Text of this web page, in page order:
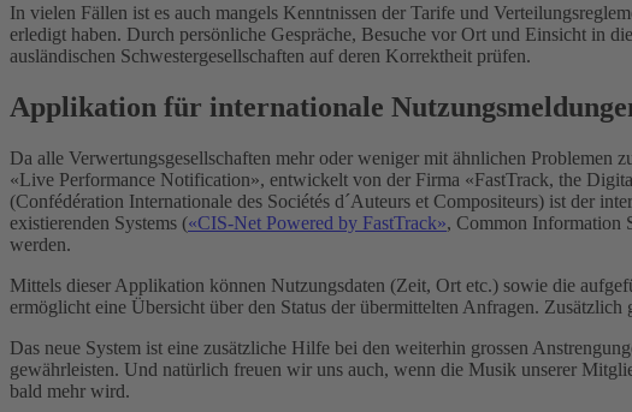
In vielen Fällen ist es auch mangels Kenntnissen der Tarife und
erledigt haben. Durch persönliche Gespräche, Besuche vor Ort und Einsicht in
ausländischen Schwestergesellschaften auf deren Korrektheit prüfen.
Applikation für internationale
Da alle Verwertungsgesellschaften mehr oder weniger mit ähnlichen Problemen
«Live Performance Notification», entwickelt von der Firma «FastTrack, the
(Confédération Internationale des Sociétés d´Auteurs et Compositeurs) ist der
existierenden Systems («CIS-Net Powered by FastTrack», Common Information
werden.
Mittels dieser Applikation können Nutzungsdaten (Zeit, Ort etc.) sowie die
ermöglicht eine Übersicht über den Status der übermittelten Anfragen.
Das neue System ist eine zusätzliche Hilfe bei den weiterhin grossen
gewährleisten. Und natürlich freuen wir uns auch, wenn die Musik unserer
bald mehr wird.